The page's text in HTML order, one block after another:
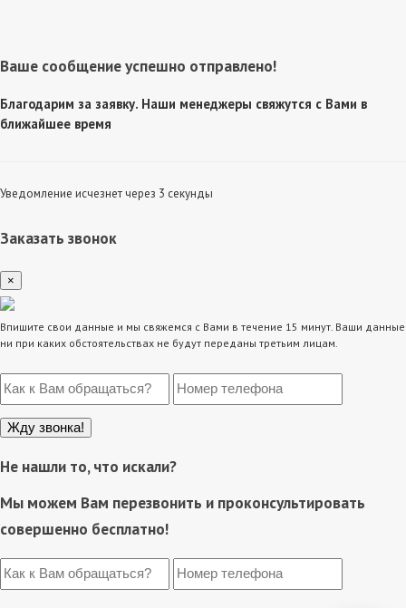
Ваше сообщение успешно отправлено!
Благодарим за заявку. Наши менеджеры свяжутся с Вами в
ближайшее время
Уведомление исчезнет через 3 секунды
Заказать звонок
×
Впишите свои данные и мы свяжемся с Вами в течение 15 минут. Ваши данные
ни при каких обстоятельствах не будут переданы третьим лицам.
Не нашли то, что искали?
Мы можем Вам перезвонить и проконсультировать
совершенно бесплатно!